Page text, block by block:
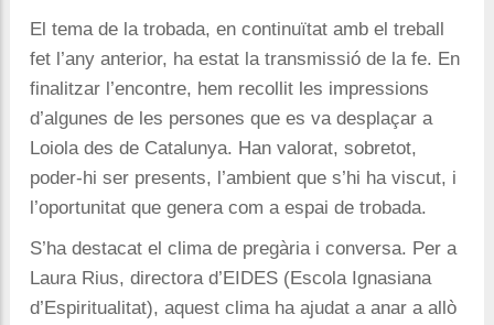
El tema de la trobada, en continuïtat amb el treball
fet l’any anterior, ha estat la transmissió de la fe. En
finalitzar l’encontre, hem recollit les impressions
d’algunes de les persones que es va desplaçar a
Loiola des de Catalunya. Han valorat, sobretot,
poder-hi ser presents, l’ambient que s’hi ha viscut, i
l’oportunitat que genera com a espai de trobada.
S’ha destacat el clima de pregària i conversa. Per a
Laura Rius, directora d’EIDES (Escola Ignasiana
d’Espiritualitat), aquest clima ha ajudat a anar a allò